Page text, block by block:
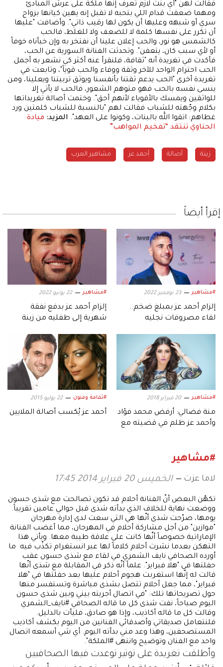
فقالت لهن "أي بنت لازم تعرف إنها ملكة على عرش المبادئ
ومهما ضعفت قدام اللي بتحبه لا تقبل إنه يهين كيانها بزواج
سري أو شبهه وعليها أن يكون لها رقيب ذاتي". وأضافت "عليها
أن تكرر على نفسها كلمة لا للضعف ولا للغلط، فالحب
كالشمس هو نور، والحب إعلان علينا أن نفتخر به وإن خبأناه خوفاً
أو لأي سبب كان، يتعفن". وتحدثت الفنانة السورية عن الحب،
فأكدت في تغريدة أنه "ثقافة، فلنقرأ عنه أكثر كي نشعر به أجمل.
الحب احترام الواحد للآخر وثقة ووفاء والحب قوياً"، وتابعت في
تغريدة أخرى "الحب يدعم ثقتنا بأنفسنا ويوثق تربيتنا ويعلينا، ومن
ينسى نفسه بالحب فهو متوهم الشعور، فالحب لا يأتي إلا
للواثقين ويمسك بالأقوياء لأنهم أحق". وختمت أصالة تغريداتها
بكلام وجّهته للشباب فقالت لهم "بالنسبة للشباب كلمتين ورد
غطاهم: اتقوا الله بالبنات، وكونوا على العهد". المزيد: ميادة
الحناوي تنتقد “تفخيم المواهب”
زينة أحمد عز مشاهير العرب
إقرأ أيضاً
#مشاهير 23 نوفمبر 2022
إلزام أحمد عز بمبلغ ضخم..
لقاء مصروفات نجليه
#مشاهير 22 يونيو 2022
إلزام أحمد عز بدفع نفقة
شهرية إلى طفليه من زينة
#مشاهير 20 فبراير 2018
منة فضالي: أرفض محمد فؤاد
وأحمد عز ظلم في قضيته مع
#ثقافة وفنون 22 يوليو 2015
أحمد عز يُكسب أصالة الملايين
#مشاهير
لاما عزت الخميس 20 فبراير 2014 17:45
تكهّن البعض أنّ الفنانة أحلام قد تكون تصالحت مع شذى حسون
ووضعت نهاية للخلاف الذي بدأته شذى قبل حوالي عامين تقريباً.
يومها، صرّحت شذى أنّها هي التي سعت لدى إدارة مهرجان
"موازين" من أجل مشاركة أحلام في المهرجان، مما أغضب الفنانة
الإماراتية خصوصاً أنّها كانت على علاقة طيبة معها. ويأتي هذا
التهكن بعدما نشرت أحلام كلاماً لها عبر انستغرام تكذّب فيه ما
أورده الصحافي نايف الشمري في لقاء مع شذى حسون عقب
حفلتها في "هلا فبراير". علماً أنّه ذكر في المقابلة مع شذى أنّها
قالت له إنّها استغربت هجوم أحلام عليها بعد حفلتها في "هلا
فبراير"، مما جعل أحلام تتصل بشذى مباشرة وتستفسر منها
حول تصريحاتها تلك: "في اتصال أجريته بيني وبين شذى حسون
اليوم صباحاً، نفت شذى كل ما قاله الصحافي #نايف_الشمري
وقالت كل ما قاله أكاذيب، وإذا هو صادق، فليأت بالدليل.
فلنتعامل صديقاتي وأصدقائي الفنانين من اليوم بكشف أكاذيب
المستصحفين، وهذا وعد مني بدأته اليوم. أي شي أسمعه اتصال
واحد مع الفنان وتوضيح وانتهى #الملكة".
وأطلقت تغريدة على توتير توعدت فيها الصحافيين